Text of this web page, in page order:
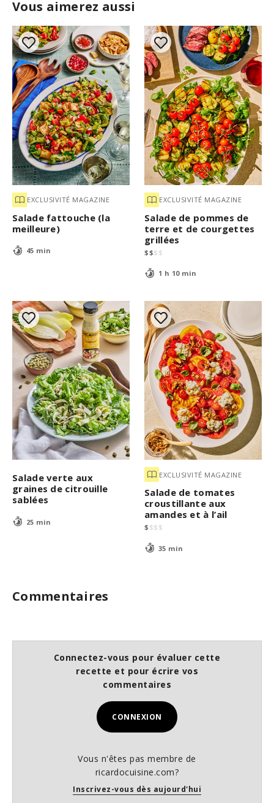
Vous aimerez aussi
EXCLUSIVITÉ MAGAZINE
Salade fattouche (la
meilleure)
45 min
EXCLUSIVITÉ MAGAZINE
Salade de pommes de
terre et de courgettes
grillées
$$$ $
1 h 10 min
Salade verte aux
graines de citrouille
sablées
25 min
EXCLUSIVITÉ MAGAZINE
Salade de tomates
croustillante aux
amandes et à l’ail
$ $$ $
35 min
Commentaires
Connectez-vous pour évaluer cette
recette et pour écrire vos
commentaires
CONNEXION
Vous n'êtes pas membre de
ricardocuisine.com?
Inscrivez-vous dès aujourd'hui